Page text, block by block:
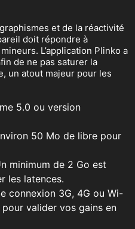
et de la réactivité
doit répondre à
L’application Plinko a
de ne pas saturer la
un atout majeur pour les
5.0 ou version
50 Mo de libre pour
minimum de 2 Go est
les latences.
connexion 3G, 4G ou Wi-
valider vos gains en